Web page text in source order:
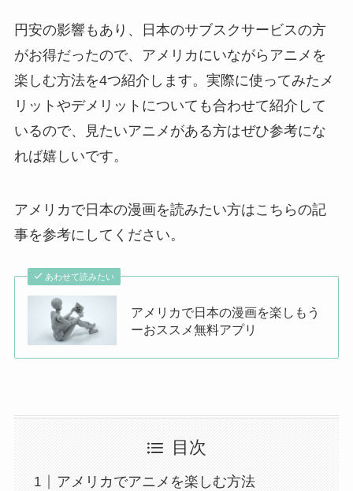
円安の影響もあり、日本のサブスクサービスの方
がお得だったので、アメリカにいながらアニメを
楽しむ方法を4つ紹介します。実際に使ってみたメ
リットやデメリットについても合わせて紹介して
いるので、見たいアニメがある方はぜひ参考にな
れば嬉しいです。
アメリカで日本の漫画を読みたい方はこちらの記
事を参考にしてください。
あわせて読みたい
アメリカで日本の漫画を楽しもう
ーおススメ無料アプリ
目次
アメリカでアニメを楽しむ方法